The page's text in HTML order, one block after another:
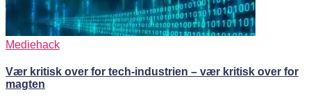
Mediehack
Vær kritisk over for tech-industrien – vær kritisk over for
magten